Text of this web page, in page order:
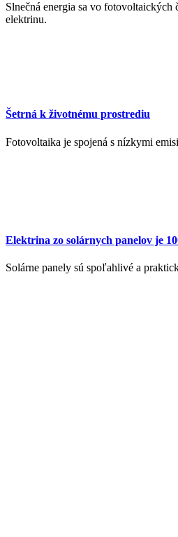
Slnečná energia sa vo fotovoltaických
elektrinu.
Šetrná k životnému prostrediu
Fotovoltaika je spojená s nízkymi
Elektrina zo solárnych panelov je
Solárne panely sú spoľahlivé a